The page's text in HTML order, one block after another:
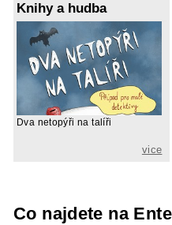
Knihy a hudba
Dva netopýři na talíři
vice
Co najdete na